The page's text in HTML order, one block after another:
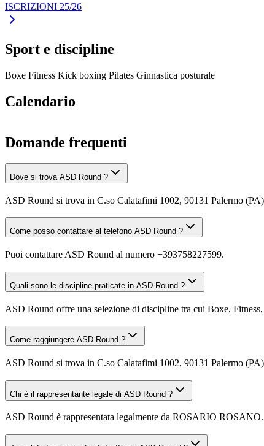
ISCRIZIONI 25/26
Sport e discipline
Boxe Fitness Kick boxing Pilates Ginnastica posturale
Calendario
Domande frequenti
Dove si trova ASD Round ?
ASD Round si trova in C.so Calatafimi 1002, 90131 Palermo
Come posso contattare al telefono ASD Round ?
Puoi contattare ASD Round al numero +393758227599.
Quali sono le discipline praticate in ASD Round ?
ASD Round offre una selezione di discipline tra cui Boxe,
Come raggiungere ASD Round ?
ASD Round si trova in C.so Calatafimi 1002, 90131 Palermo
Chi è il rappresentante legale di ASD Round ?
ASD Round è rappresentata legalmente da ROSARIO ROSANO.